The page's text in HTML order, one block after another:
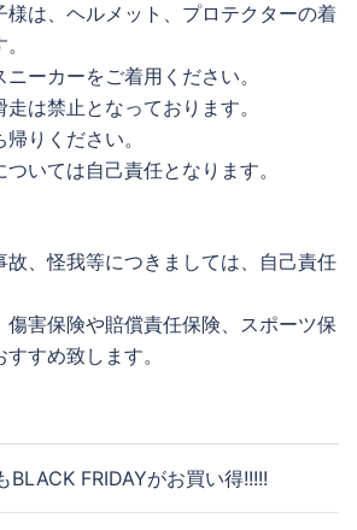
様は、ヘルメット、プロテクターの着
ニーカーをご着用ください。
走は禁止となっております。
りください。
ついては自己責任となります。
故、怪我等につきましては、自己責任
傷害保険や賠償責任保険、スポーツ保
すめ致します。
BLACK FRIDAYがお買い得!!!!!